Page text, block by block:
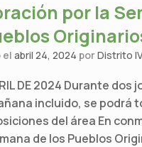
por la
el abril 24, 2024 porDistrito
DE 2024 Durante dos
incluido, se podrá
del área En
de los Pueblos